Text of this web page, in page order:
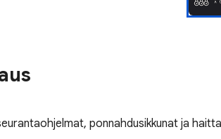
ponnahdusikkunat ja